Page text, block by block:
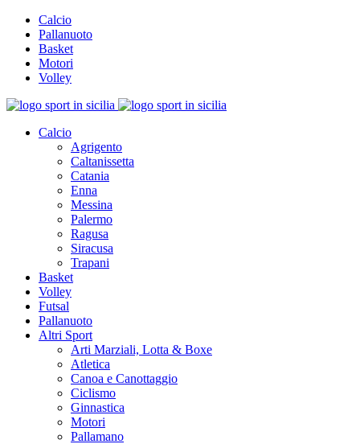
Calcio
Pallanuoto
Basket
Motori
Volley
Calcio
Agrigento
Caltanissetta
Catania
Enna
Messina
Palermo
Ragusa
Siracusa
Trapani
Basket
Volley
Futsal
Pallanuoto
Altri Sport
Arti Marziali, Lotta & Boxe
Atletica
Canoa e Canottaggio
Ciclismo
Ginnastica
Motori
Pallamano